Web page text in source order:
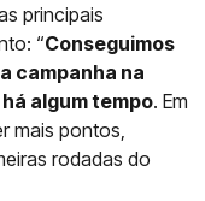
principais
“Conseguimos
campanha na
algum tempo. Em
mais pontos,
rodadas do